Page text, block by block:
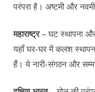
परंपरा है। अष्टमी और
महाराष्ट्र– घट स्थापना
यहाँ घर-घर में कलश
हैं। ये नारी-संगठन और